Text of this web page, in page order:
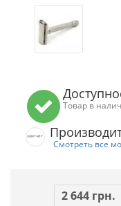
Товар в
Смотреть все
2 644 грн.